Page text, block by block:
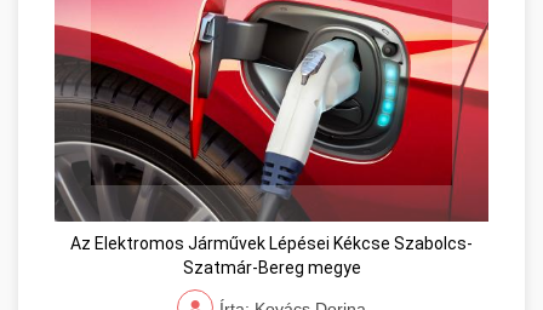
Az Elektromos Járművek Lépései Kékcse Szabolcs-
Szatmár-Bereg megye